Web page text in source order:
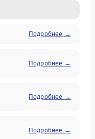
Подробнее →
Подробнее →
Подробнее →
Подробнее →